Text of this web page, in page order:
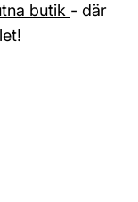
butik - där